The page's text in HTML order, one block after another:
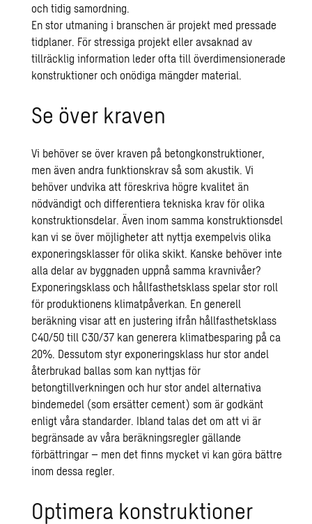
och tidig samordning.
En stor utmaning i branschen är projekt med pressade
tidplaner. För stressiga projekt eller avsaknad av
tillräcklig information leder ofta till överdimensionerade
konstruktioner och onödiga mängder material.
Se över kraven
Vi behöver se över kraven på betongkonstruktioner,
men även andra funktionskrav så som akustik. Vi
behöver undvika att föreskriva högre kvalitet än
nödvändigt och differentiera tekniska krav för olika
konstruktionsdelar. Även inom samma konstruktionsdel
kan vi se över möjligheter att nyttja exempelvis olika
exponeringsklasser för olika skikt. Kanske behöver inte
alla delar av byggnaden uppnå samma kravnivåer?
Exponeringsklass och hållfasthetsklass spelar stor roll
för produktionens klimatpåverkan. En generell
beräkning visar att en justering ifrån hållfasthetsklass
C40/50 till C30/37 kan generera klimatbesparing på ca
20%. Dessutom styr exponeringsklass hur stor andel
återbrukad ballas som kan nyttjas för
betongtillverkningen och hur stor andel alternativa
bindemedel (som ersätter cement) som är godkänt
enligt våra standarder. Ibland talas det om att vi är
begränsade av våra beräkningsregler gällande
förbättringar – men det finns mycket vi kan göra bättre
inom dessa regler.
Optimera konstruktioner